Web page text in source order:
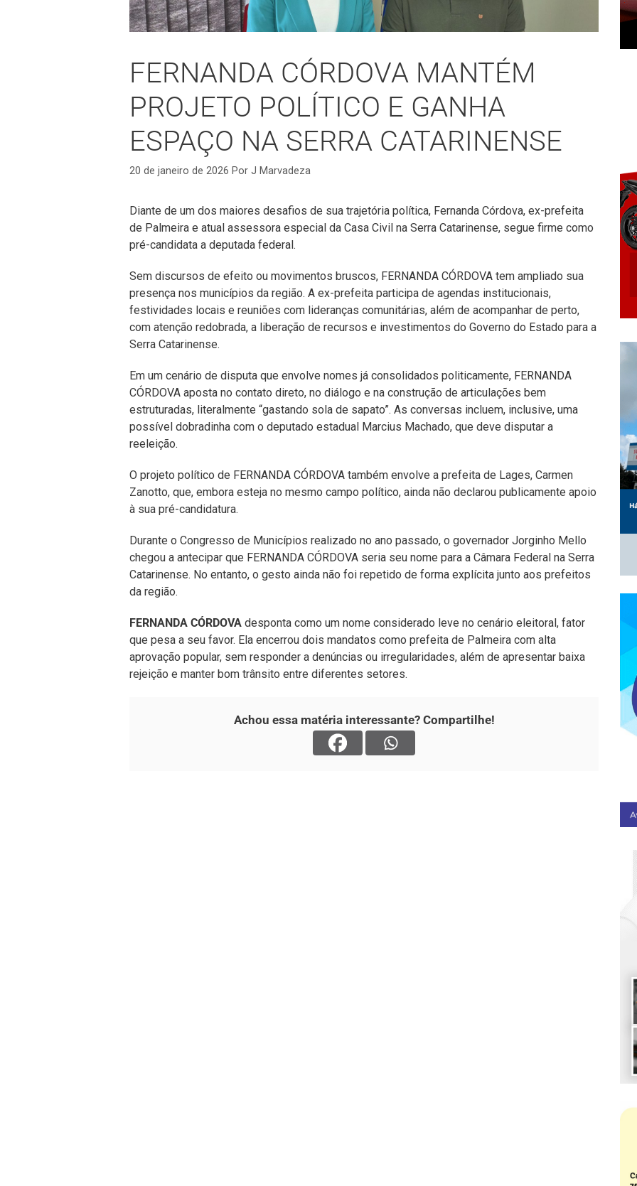
FERNANDA CÓRDOVA MANTÉM
PROJETO POLÍTICO E GANHA
ESPAÇO NA SERRA CATARINENSE
20 de janeiro de 2026 Por J Marvadeza
Diante de um dos maiores desafios de sua trajetória política, Fernanda Córdova, ex-prefeita
de Palmeira e atual assessora especial da Casa Civil na Serra Catarinense, segue firme como
pré-candidata a deputada federal.
Sem discursos de efeito ou movimentos bruscos, FERNANDA CÓRDOVA tem ampliado sua
presença nos municípios da região. A ex-prefeita participa de agendas institucionais,
festividades locais e reuniões com lideranças comunitárias, além de acompanhar de perto,
com atenção redobrada, a liberação de recursos e investimentos do Governo do Estado para a
Serra Catarinense.
Em um cenário de disputa que envolve nomes já consolidados politicamente, FERNANDA
CÓRDOVA aposta no contato direto, no diálogo e na construção de articulações bem
estruturadas, literalmente “gastando sola de sapato”. As conversas incluem, inclusive, uma
possível dobradinha com o deputado estadual Marcius Machado, que deve disputar a
reeleição.
O projeto político de FERNANDA CÓRDOVA também envolve a prefeita de Lages, Carmen
Zanotto, que, embora esteja no mesmo campo político, ainda não declarou publicamente apoio
à sua pré-candidatura.
Durante o Congresso de Municípios realizado no ano passado, o governador Jorginho Mello
chegou a antecipar que FERNANDA CÓRDOVA seria seu nome para a Câmara Federal na Serra
Catarinense. No entanto, o gesto ainda não foi repetido de forma explícita junto aos prefeitos
da região.
FERNANDA CÓRDOVA desponta como um nome considerado leve no cenário eleitoral, fator
que pesa a seu favor. Ela encerrou dois mandatos como prefeita de Palmeira com alta
aprovação popular, sem responder a denúncias ou irregularidades, além de apresentar baixa
rejeição e manter bom trânsito entre diferentes setores.
Achou essa matéria interessante? Compartilhe!